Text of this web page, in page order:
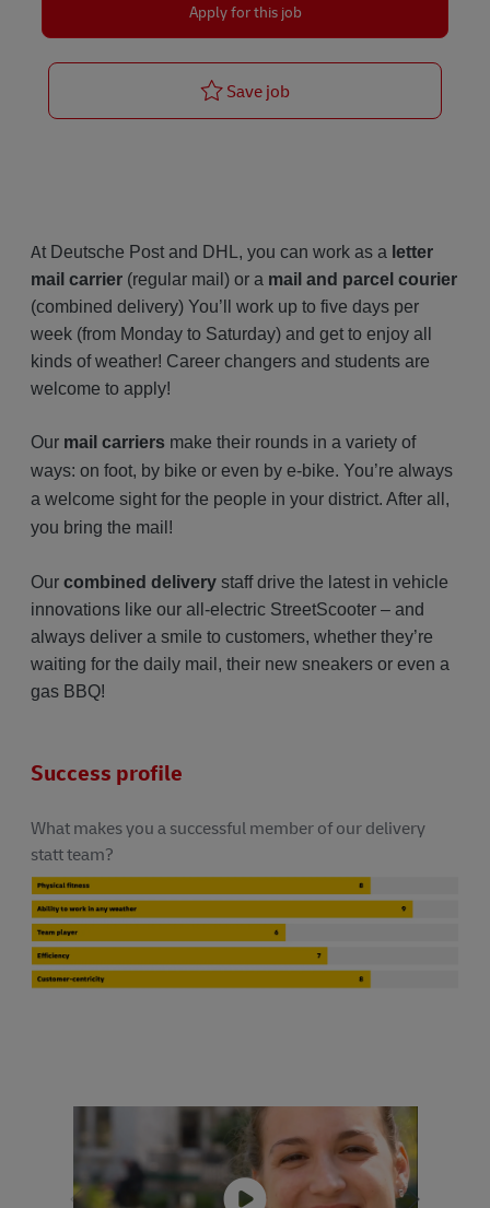
Apply for this job
Save jobPostbote für Pakete und
At Deutsche Post and DHL, you can work as a letter
mail carrier (regular mail) or a mail and parcel courier
(combined delivery) You’ll work up to five days per
week (from Monday to Saturday) and get to enjoy all
kinds of weather! Career changers and students are
welcome to apply!
Our mail carriers make their rounds in a variety of
ways: on foot, by bike or even by e-bike. You’re always
a welcome sight for the people in your district. After all,
you bring the mail!
Our combined delivery staff drive the latest in vehicle
innovations like our all-electric StreetScooter – and
always deliver a smile to customers, whether they’re
waiting for the daily mail, their new sneakers or even a
gas BBQ!
Success profile
What makes you a successful member of our delivery
statt team?